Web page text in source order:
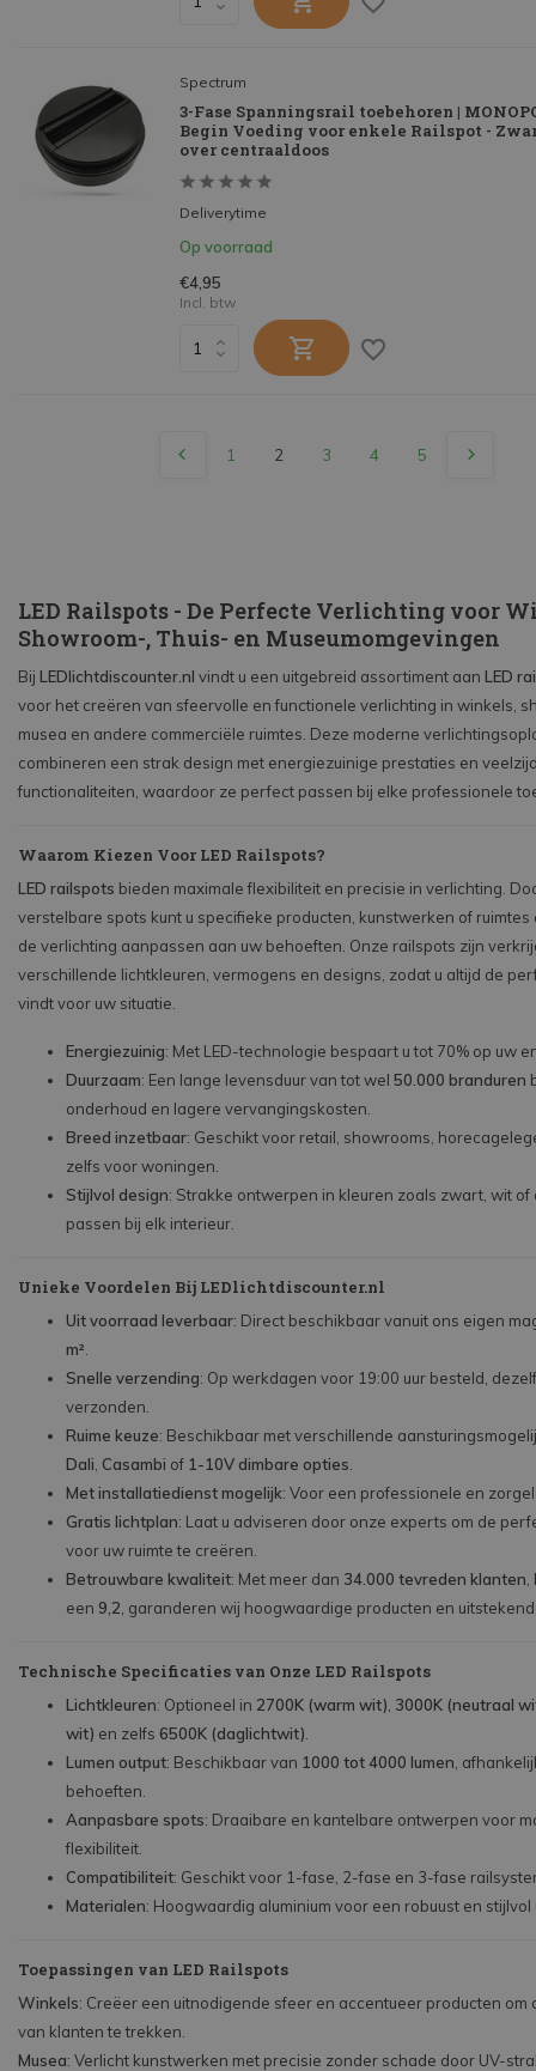
Spectrum
3-Fase Spanningsrail toebehoren |
Begin Voeding voor enkele Railspot -
over centraaldoos
Deliverytime
Op voorraad
€4,95
Incl. btw
1 2 3 4 5
LED Railspots - De Perfecte Verlichting voor
Showroom-, Thuis- en Museumomgevingen
Bij LEDlichtdiscounter.nl vindt u een uitgebreid assortiment aan LED
voor het creëren van sfeervolle en functionele verlichting in winkels,
musea en andere commerciële ruimtes. Deze moderne
combineren een strak design met energiezuinige prestaties en
functionaliteiten, waardoor ze perfect passen bij elke professionele
Waarom Kiezen Voor LED Railspots?
LED railspots bieden maximale flexibiliteit en precisie in verlichting.
verstelbare spots kunt u specifieke producten, kunstwerken of
de verlichting aanpassen aan uw behoeften. Onze railspots zijn
verschillende lichtkleuren, vermogens en designs, zodat u altijd de
vindt voor uw situatie.
Energiezuinig: Met LED-technologie bespaart u tot 70% op uw
Duurzaam: Een lange levensduur van tot wel 50.000 branduren
onderhoud en lagere vervangingskosten.
Breed inzetbaar: Geschikt voor retail, showrooms,
zelfs voor woningen.
Stijlvol design: Strakke ontwerpen in kleuren zoals zwart, wit of
passen bij elk interieur.
Unieke Voordelen Bij LEDlichtdiscounter.nl
Uit voorraad leverbaar: Direct beschikbaar vanuit ons eigen
m²
Snelle verzending: Op werkdagen voor 19:00 uur besteld,
verzonden.
Ruime keuze: Beschikbaar met verschillende
Dali Casambi of 1-10V dimbare opties
Met installatiedienst mogelijk: Voor een professionele en
Gratis lichtplan: Laat u adviseren door onze experts om de
voor uw ruimte te creëren.
Betrouwbare kwaliteit: Met meer dan 34.000 tevreden klanten
een 9,2 , garanderen wij hoogwaardige producten en
Technische Specificaties van Onze LED Railspots
Lichtkleuren: Optioneel in 2700K (warm wit) 3000K (neutraal
wit) en zelfs 6500K (daglichtwit)
Lumen output: Beschikbaar van 1000 tot 4000 lumen ,
behoeften.
Aanpasbare spots: Draaibare en kantelbare ontwerpen voor
flexibiliteit.
Compatibiliteit: Geschikt voor 1-fase, 2-fase en 3-fase
Materialen: Hoogwaardig aluminium voor een robuust en stijlvol
Toepassingen van LED Railspots
Winkels: Creëer een uitnodigende sfeer en accentueer producten om
van klanten te trekken.
Musea: Verlicht kunstwerken met precisie zonder schade door UV-